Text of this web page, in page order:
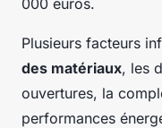
Plusieurs facteurs
des matériaux, les
ouvertures, la
performances